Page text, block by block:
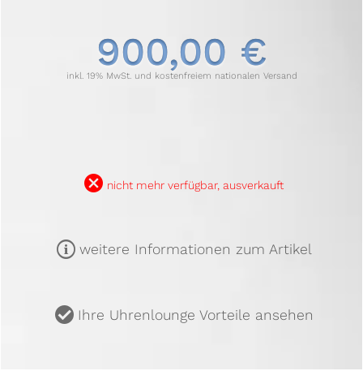
900,00 €
inkl. 19% MwSt. und kostenfreiem nationalen Versand
B nicht mehr verfügbar, ausverkauft
m weitere Informationen zum Artikel
u Ihre Uhrenlounge Vorteile ansehen